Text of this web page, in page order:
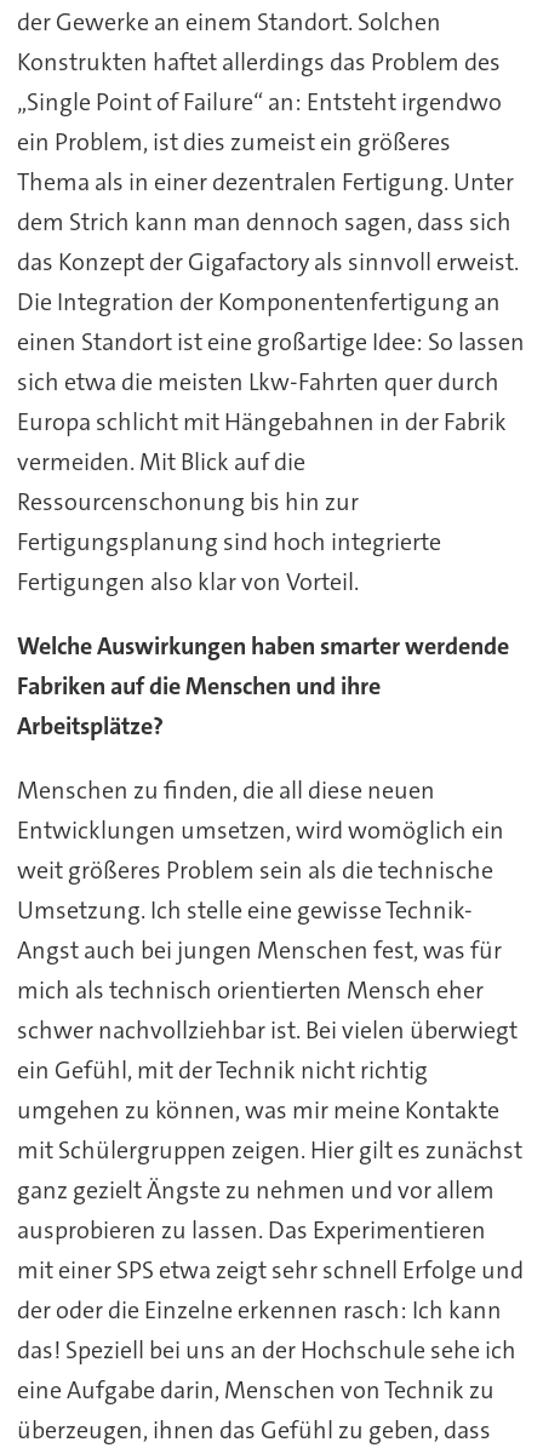
der Gewerke an einem Standort. Solchen
Konstrukten haftet allerdings das Problem des
„Single Point of Failure“ an: Entsteht irgendwo
ein Problem, ist dies zumeist ein größeres
Thema als in einer dezentralen Fertigung. Unter
dem Strich kann man dennoch sagen, dass sich
das Konzept der Gigafactory als sinnvoll erweist.
Die Integration der Komponentenfertigung an
einen Standort ist eine großartige Idee: So lassen
sich etwa die meisten Lkw-Fahrten quer durch
Europa schlicht mit Hängebahnen in der Fabrik
vermeiden. Mit Blick auf die
Ressourcenschonung bis hin zur
Fertigungsplanung sind hoch integrierte
Fertigungen also klar von Vorteil.
Welche Auswirkungen haben smarter werdende
Fabriken auf die Menschen und ihre
Arbeitsplätze?
Menschen zu finden, die all diese neuen
Entwicklungen umsetzen, wird womöglich ein
weit größeres Problem sein als die technische
Umsetzung. Ich stelle eine gewisse Technik-
Angst auch bei jungen Menschen fest, was für
mich als technisch orientierten Mensch eher
schwer nachvollziehbar ist. Bei vielen überwiegt
ein Gefühl, mit der Technik nicht richtig
umgehen zu können, was mir meine Kontakte
mit Schülergruppen zeigen. Hier gilt es zunächst
ganz gezielt Ängste zu nehmen und vor allem
ausprobieren zu lassen. Das Experimentieren
mit einer SPS etwa zeigt sehr schnell Erfolge und
der oder die Einzelne erkennen rasch: Ich kann
das! Speziell bei uns an der Hochschule sehe ich
eine Aufgabe darin, Menschen von Technik zu
überzeugen, ihnen das Gefühl zu geben, dass